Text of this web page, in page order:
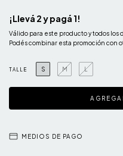
¡Llevá 2 y pagá 1!
Válido para este producto y todos los
Podés combinar esta promoción con
TALLE S M L
MEDIOS DE PAGO